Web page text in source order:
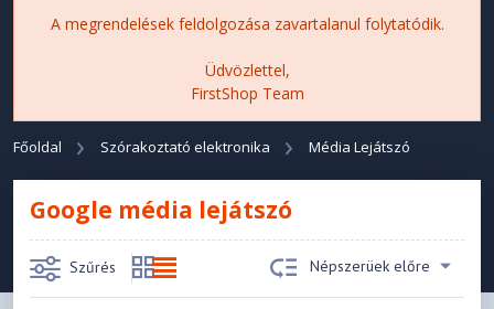
A megrendelések feldolgozása zavartalanul folytatódik.
Üdvözlettel,
FirstShop Team
Főoldal Szórakoztató elektronika Média Lejátszó
Google média lejátszó
Szűrés Népszerüek előre